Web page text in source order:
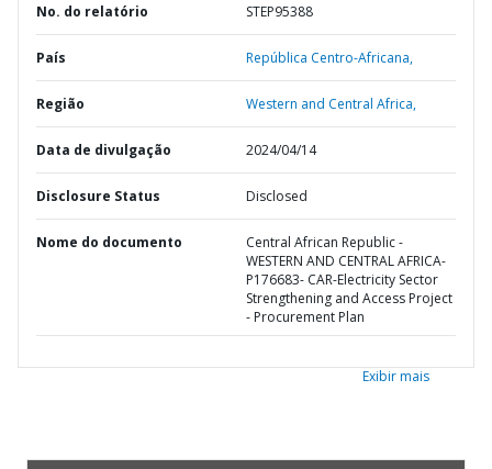
No. do relatório STEP95388
País República Centro-Africana,
Região Western and Central Africa,
Data de divulgação 2024/04/14
Disclosure Status Disclosed
Nome do documento
Central African Republic -
WESTERN AND CENTRAL AFRICA-
P176683- CAR-Electricity Sector
Strengthening and Access Project
- Procurement Plan
Exibir mais